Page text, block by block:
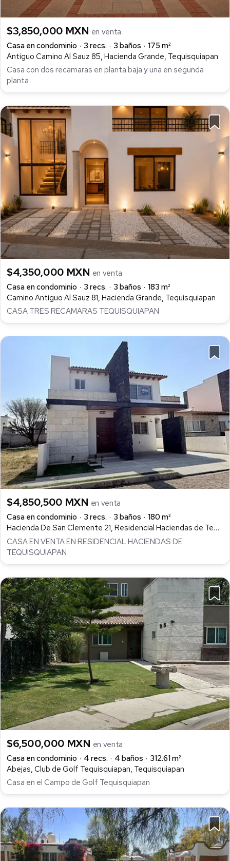
$3,850,000 MXN en venta
Casa en condominio
3 recs. 3 baños
175 m²
Antiguo Camino Al Sauz 85, Hacienda Grande, Tequisquiapan
Casa con dos recamaras en planta baja y una en segunda
planta
$4,350,000 MXN en venta
Casa en condominio
3 recs. 3 baños
183 m²
Camino Antiguo Al Sauz 81, Hacienda Grande, Tequisquiapan
CASA TRES RECAMARAS TEQUISQUIAPAN
$4,850,500 MXN en venta
Casa en condominio
3 recs. 3 baños
180 m²
Hacienda De San Clemente 21, Residencial Haciendas de Tequisquiapan, Tequisquiapan
CASA EN VENTA EN RESIDENCIAL HACIENDAS DE
TEQUISQUIAPAN
$6,500,000 MXN en venta
Casa en condominio
4 recs. 4 baños
312.61 m²
Abejas, Club de Golf Tequisquiapan, Tequisquiapan
Casa en el Campo de Golf Tequisquiapan